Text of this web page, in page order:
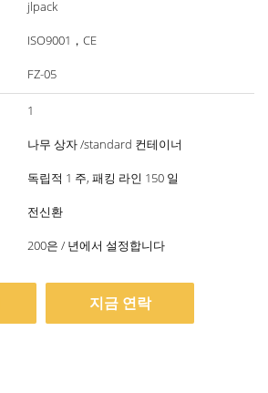
jlpack
ISO9001，CE
FZ-05
1
나무 상자 /standard 컨테이너
독립적 1 주, 패킹 라인 150 일
전신환
200은 / 년에서 설정합니다
지금 연락